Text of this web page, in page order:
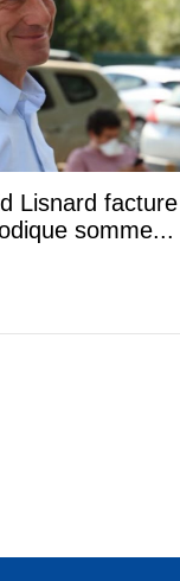
Lisnard facture
somme...